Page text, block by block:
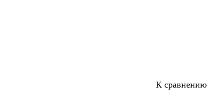
К сравнению